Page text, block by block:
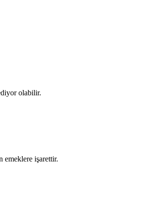
olabilir.
emeklere işarettir.